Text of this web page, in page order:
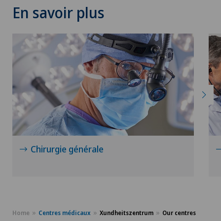
En savoir plus
Chirurgie générale
Home Centres médicaux Xundheitszentrum
Our centres